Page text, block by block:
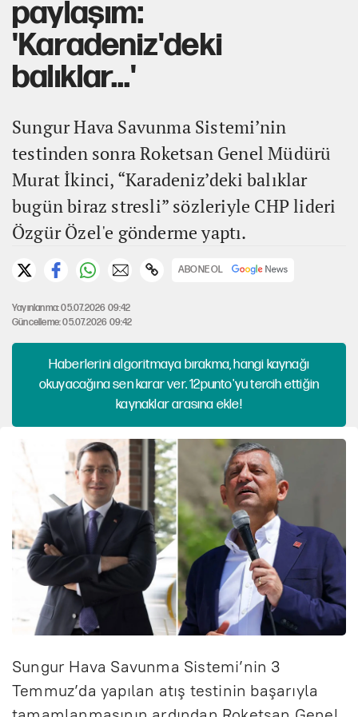
paylaşım:
'Karadeniz'deki
balıklar...'
Sungur Hava Savunma Sistemi’nin
testinden sonra Roketsan Genel Müdürü
Murat İkinci, “Karadeniz’deki balıklar
bugün biraz stresli” sözleriyle CHP lideri
Özgür Özel'e gönderme yaptı.
ABONE OL
Yayınlanma: 05.07.2026 09:42
Güncelleme: 05.07.2026 09:42
Haberlerini algoritmaya bırakma, hangi kaynağı
okuyacağına sen karar ver. 12punto'yu tercih ettiğin
kaynaklar arasına ekle!
Sungur Hava Savunma Sistemi’nin 3
Temmuz’da yapılan atış testinin başarıyla